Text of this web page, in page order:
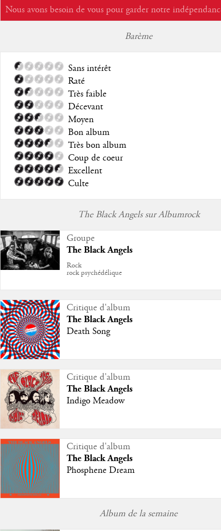
Nous avons besoin de vous pour garder notre
Barème
Sans intérêt
Raté
Très faible
Décevant
Moyen
Bon album
Très bon album
Coup de coeur
Excellent
Culte
The Black Angels sur Albumrock
Groupe
The Black Angels
Rock
rock psychédélique
Critique d'album
The Black Angels
Death Song
Critique d'album
The Black Angels
Indigo Meadow
Critique d'album
The Black Angels
Phosphene Dream
Album de la semaine